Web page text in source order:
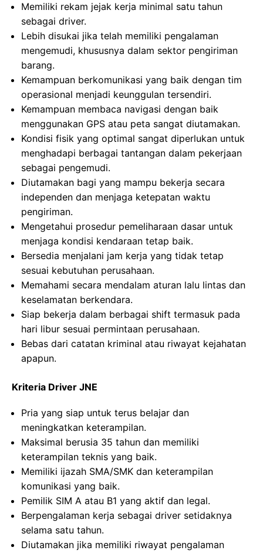
Memiliki rekam jejak kerja minimal satu tahun
sebagai driver.
Lebih disukai jika telah memiliki pengalaman
mengemudi, khususnya dalam sektor pengiriman
barang.
Kemampuan berkomunikasi yang baik dengan tim
operasional menjadi keunggulan tersendiri.
Kemampuan membaca navigasi dengan baik
menggunakan GPS atau peta sangat diutamakan.
Kondisi fisik yang optimal sangat diperlukan untuk
menghadapi berbagai tantangan dalam pekerjaan
sebagai pengemudi.
Diutamakan bagi yang mampu bekerja secara
independen dan menjaga ketepatan waktu
pengiriman.
Mengetahui prosedur pemeliharaan dasar untuk
menjaga kondisi kendaraan tetap baik.
Bersedia menjalani jam kerja yang tidak tetap
sesuai kebutuhan perusahaan.
Memahami secara mendalam aturan lalu lintas dan
keselamatan berkendara.
Siap bekerja dalam berbagai shift termasuk pada
hari libur sesuai permintaan perusahaan.
Bebas dari catatan kriminal atau riwayat kejahatan
apapun.
Kriteria Driver JNE
Pria yang siap untuk terus belajar dan
meningkatkan keterampilan.
Maksimal berusia 35 tahun dan memiliki
keterampilan teknis yang baik.
Memiliki ijazah SMA/SMK dan keterampilan
komunikasi yang baik.
Pemilik SIM A atau B1 yang aktif dan legal.
Berpengalaman kerja sebagai driver setidaknya
selama satu tahun.
Diutamakan jika memiliki riwayat pengalaman